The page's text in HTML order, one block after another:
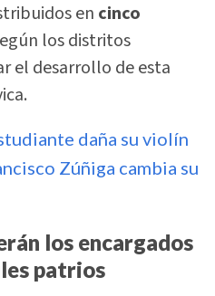
en cinco
los distritos
el desarrollo de esta
daña su violín
Zúñiga cambia su
los encargados
patrios